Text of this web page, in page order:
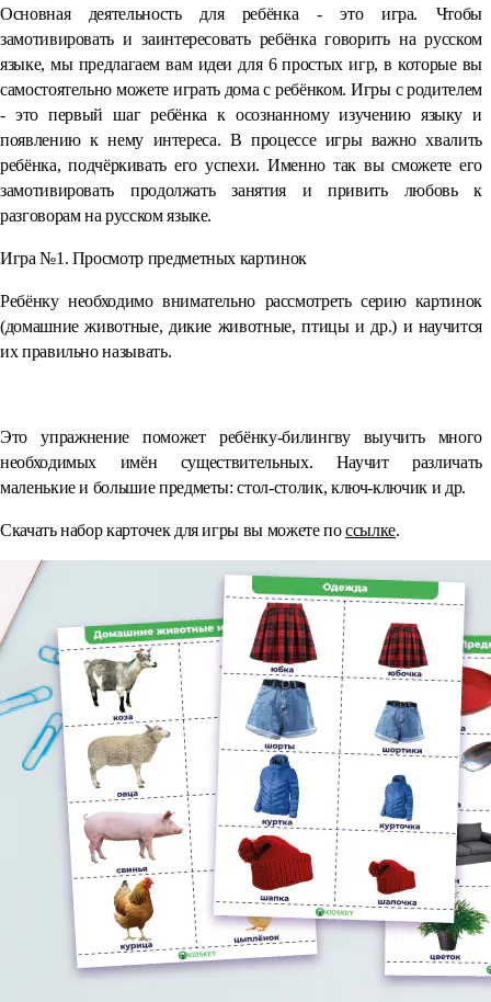
Основная деятельность для ребёнка - это игра. Чтобы
замотивировать и заинтересовать ребёнка говорить на русском
языке, мы предлагаем вам идеи для 6 простых игр, в которые вы
самостоятельно можете играть дома с ребёнком. Игры с родителем
- это первый шаг ребёнка к осознанному изучению языку и
появлению к нему интереса. В процессе игры важно хвалить
ребёнка, подчёркивать его успехи. Именно так вы сможете его
замотивировать продолжать занятия и привить любовь к
разговорам на русском языке.
Игра №1. Просмотр предметных картинок
Ребёнку необходимо внимательно рассмотреть серию картинок
(домашние животные, дикие животные, птицы и др.) и научится
их правильно называть.
Это упражнение поможет ребёнку-билингву выучить много
необходимых имён существительных. Научит различать
маленькие и большие предметы: стол-столик, ключ-ключик и др.
Скачать набор карточек для игры вы можете поссылке.